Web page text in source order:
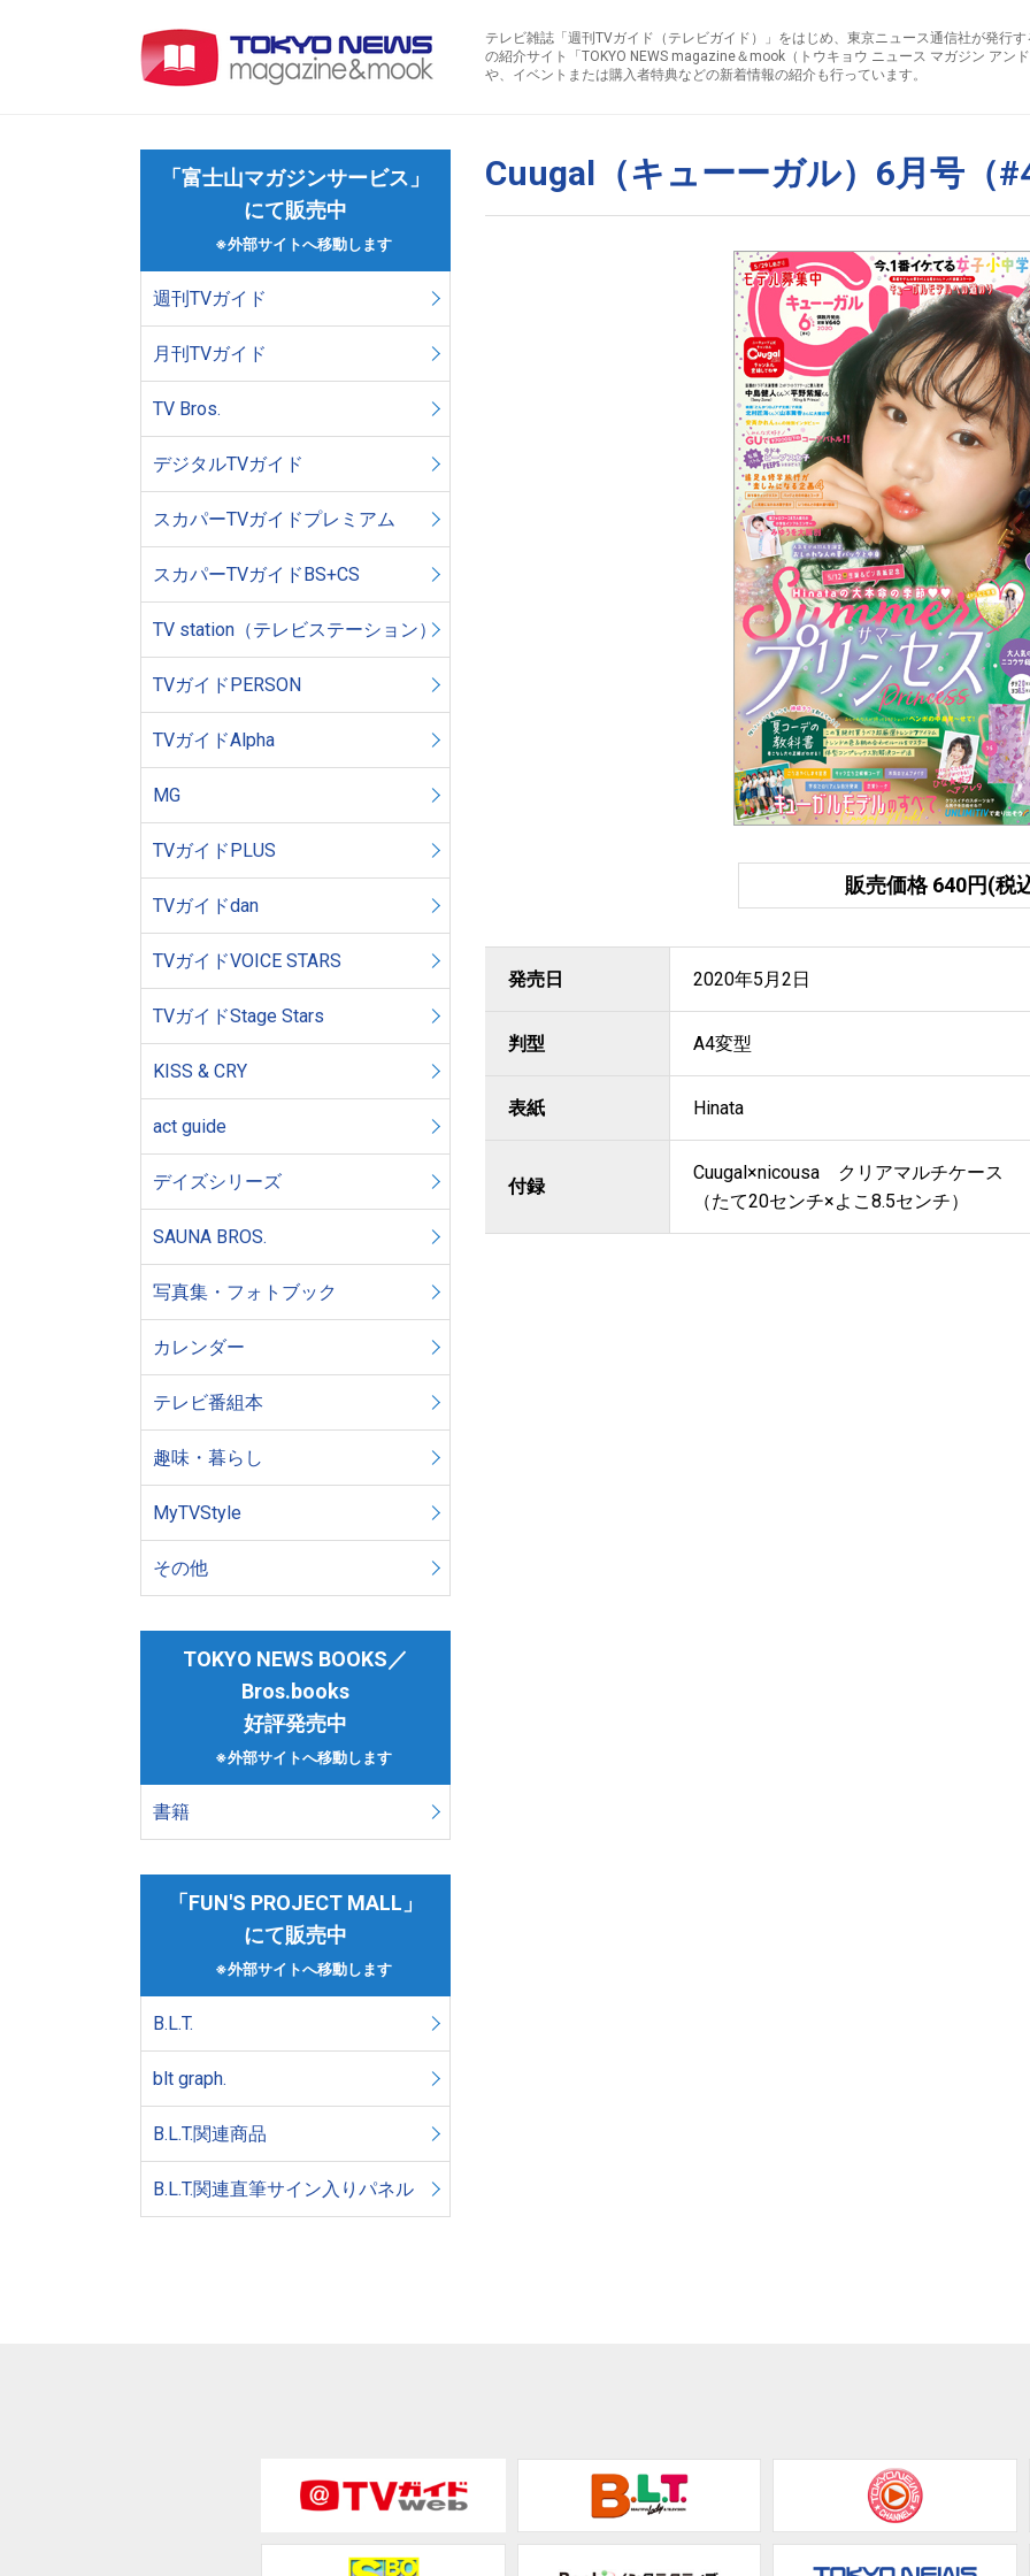
テレビ雑誌「週刊TVガイド（テレビガイド）」をはじめ、東京ニュース通信社が発行
の紹介サイト「TOKYO NEWS magazine＆mook（トウキョウ ニュース マガジン アン
や、イベントまたは購入者特典などの新着情報の紹介も行っています。
Cuugal（キューーガル）6月号（
販売価格 640円(税
発売日 2020年5月2日
判型 A4変型
表紙 Hinata
付録
Cuugal×nicousa クリアマルチケース
（たて20センチ×よこ8.5センチ）
「富士山マガジンサービス」
にて販売中
※外部サイトへ移動します
週刊TVガイド
月刊TVガイド
TV Bros.
デジタルTVガイド
スカパーTVガイドプレミアム
スカパーTVガイドBS+CS
TV station（テレビステーション）
TVガイドPERSON
TVガイドAlpha
MG
TVガイドPLUS
TVガイドdan
TVガイドVOICE STARS
TVガイドStage Stars
KISS & CRY
act guide
デイズシリーズ
SAUNA BROS.
写真集・フォトブック
カレンダー
テレビ番組本
趣味・暮らし
MyTVStyle
その他
TOKYO NEWS BOOKS／
Bros.books
好評発売中
※外部サイトへ移動します
書籍
「FUN'S PROJECT MALL」
にて販売中
※外部サイトへ移動します
B.L.T.
blt graph.
B.L.T.関連商品
B.L.T.関連直筆サイン入りパネル